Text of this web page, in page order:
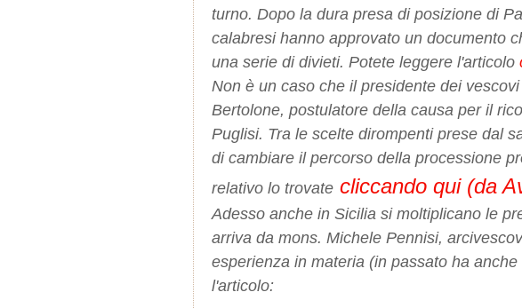
turno. Dopo la dura presa di posizione di
calabresi hanno approvato un documento
una serie di divieti. Potete leggere l'articolo
Non è un caso che il presidente dei
Bertolone, postulatore della causa per il
Puglisi. Tra le scelte dirompenti prese dal
di cambiare il percorso della processione
relativo lo trovate cliccando qui (da
Adesso anche in Sicilia si moltiplicano le
arriva da mons. Michele Pennisi,
esperienza in materia (in passato ha
l'articolo: